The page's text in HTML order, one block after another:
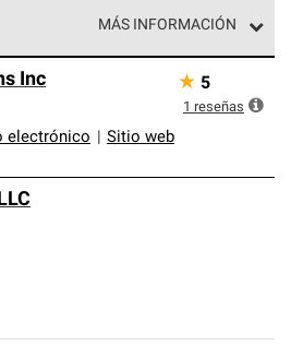
MÁS INFORMACIÓN
de profesionales de techos
estándares y requisitos estrictos
Inc
electrónico Sitio web
★ 5
1 reseñas